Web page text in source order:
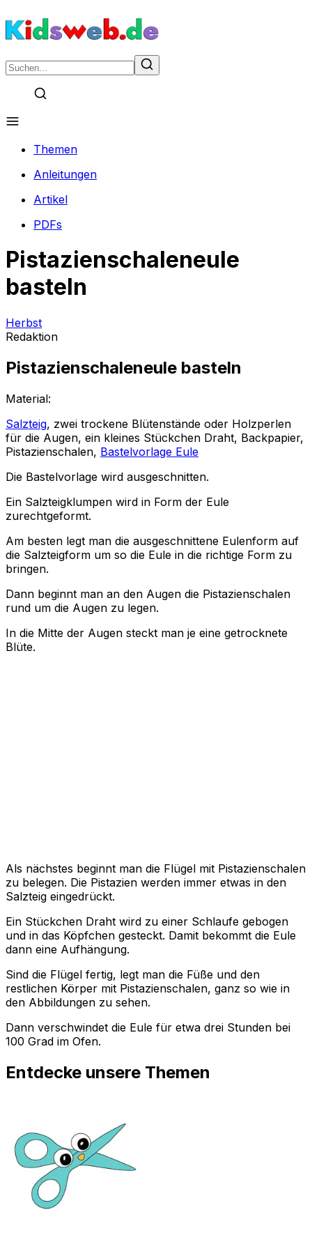
Themen
Anleitungen
Artikel
PDFs
Pistazienschaleneule
basteln
Herbst
Redaktion
Pistazienschaleneule basteln
Material:
Salzteig, zwei trockene Blütenstände oder Holzperlen
für die Augen, ein kleines Stückchen Draht, Backpapier,
Pistazienschalen, Bastelvorlage Eule
Die Bastelvorlage wird ausgeschnitten.
Ein Salzteigklumpen wird in Form der Eule
zurechtgeformt.
Am besten legt man die ausgeschnittene Eulenform auf
die Salzteigform um so die Eule in die richtige Form zu
bringen.
Dann beginnt man an den Augen die Pistazienschalen
rund um die Augen zu legen.
In die Mitte der Augen steckt man je eine getrocknete
Blüte.
Als nächstes beginnt man die Flügel mit Pistazienschalen
zu belegen. Die Pistazien werden immer etwas in den
Salzteig eingedrückt.
Ein Stückchen Draht wird zu einer Schlaufe gebogen
und in das Köpfchen gesteckt. Damit bekommt die Eule
dann eine Aufhängung.
Sind die Flügel fertig, legt man die Füße und den
restlichen Körper mit Pistazienschalen, ganz so wie in
den Abbildungen zu sehen.
Dann verschwindet die Eule für etwa drei Stunden bei
100 Grad im Ofen.
Entdecke unsere Themen